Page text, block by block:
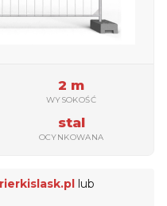
2 m
WYSOKOŚĆ
stal
OCYNKOWANA
lub